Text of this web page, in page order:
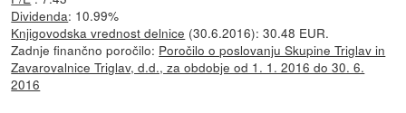
Dividenda: 10.99%
Knjigovodska vrednost delnice (30.6.2016): 30.48 EUR.
Zadnje finančno poročilo: Poročilo o poslovanju Skupine Triglav in
Zavarovalnice Triglav, d.d., za obdobje od 1. 1. 2016 do 30. 6.
2016